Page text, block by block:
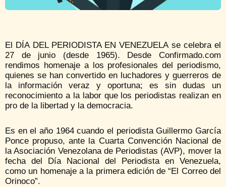
El DÍA DEL PERIODISTA EN VENEZUELA se celebra el
27 de junio (desde 1965). Desde Confirmado.com
rendimos homenaje a los profesionales del periodismo,
quienes se han convertido en luchadores y guerreros de
la información veraz y oportuna; es sin dudas un
reconocimiento a la labor que los periodistas realizan en
pro de la libertad y la democracia.
Es en el año 1964 cuando el periodista Guillermo García
Ponce propuso, ante la Cuarta Convención Nacional de
la Asociación Venezolana de Periodistas (AVP), mover la
fecha del Día Nacional del Periodista en Venezuela,
como un homenaje a la primera edición de “El Correo del
Orinoco”.